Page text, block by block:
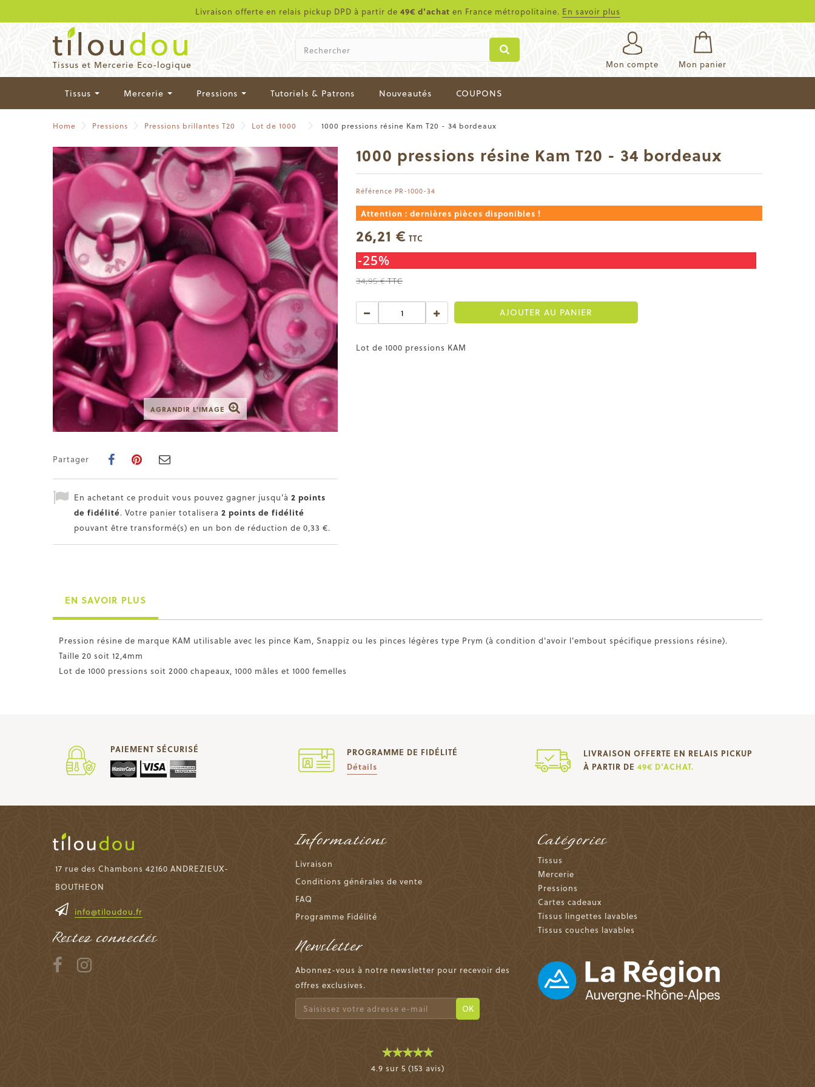
Livraison offerte en relais pickup DPD à partir de 49€ d'achat en France métropolitaine. En savoir plus
Tissus et Mercerie Eco-logique Mon panier
Mon compte
Tissus Mercerie Pressions Tutoriels & Patrons Nouveautés COUPONS
Home Pressions Pressions brillantes T20 Lot de 1000 1000 pressions résine Kam T20 - 34 bordeaux
AGRANDIR L'IMAGE
Partager
En achetant ce produit vous pouvez gagner jusqu'à 2 points
de fidélité. Votre panier totalisera 2 points de fidélité
pouvant être transformé(s) en un bon de réduction de 0,33 €.
1000 pressions résine Kam T20 - 34 bordeaux
Référence PR-1000-34
Attention : dernières pièces disponibles !
26,21 € TTC
-25%
34,95 €TTC
AJOUTER AU PANIER
Lot de 1000 pressions KAM
EN SAVOIR PLUS
Pression résine de marque KAM utilisable avec les pince Kam, Snappiz ou les pinces légères type Prym (à condition d'avoir l'embout spécifique pressions résine).
Taille 20 soit 12,4mm
Lot de 1000 pressions soit 2000 chapeaux, 1000 mâles et 1000 femelles
PAIEMENT SÉCURISÉ
PROGRAMME DE FIDÉLITÉ
Détails
LIVRAISON OFFERTE EN RELAIS PICKUP
À PARTIR DE 49€ D'ACHAT.
17 rue des Chambons 42160 ANDREZIEUX-
BOUTHEON
info@tiloudou.fr
Restez connectés
Informations
Livraison
Conditions générales de vente
FAQ
Programme Fidélité
Newsletter
Abonnez-vous à notre newsletter pour recevoir des
offres exclusives.
OK
Catégories
Tissus
Mercerie
Pressions
Cartes cadeaux
Tissus lingettes lavables
Tissus couches lavables
4.9 sur 5 (153 avis)